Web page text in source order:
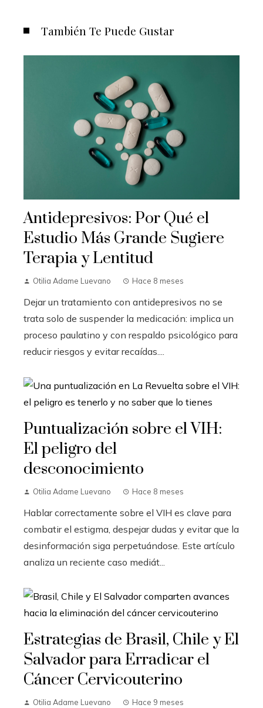
También Te Puede Gustar
Antidepresivos: Por Qué el
Estudio Más Grande Sugiere
Terapia y Lentitud
Otilia Adame Luevano Hace 8 meses
Dejar un tratamiento con antidepresivos no se
trata solo de suspender la medicación: implica un
proceso paulatino y con respaldo psicológico para
reducir riesgos y evitar recaídas....
Puntualización sobre el VIH:
El peligro del
desconocimiento
Otilia Adame Luevano Hace 8 meses
Hablar correctamente sobre el VIH es clave para
combatir el estigma, despejar dudas y evitar que la
desinformación siga perpetuándose. Este artículo
analiza un reciente caso mediát...
Estrategias de Brasil, Chile y El
Salvador para Erradicar el
Cáncer Cervicouterino
Otilia Adame Luevano Hace 9 meses